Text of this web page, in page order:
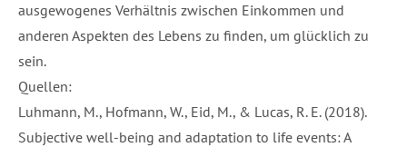
ausgewogenes Verhältnis zwischen Einkommen und
anderen Aspekten des Lebens zu finden, um glücklich zu
sein.
Quellen:
Luhmann, M., Hofmann, W., Eid, M., & Lucas, R. E. (2018).
Subjective well-being and adaptation to life events: A